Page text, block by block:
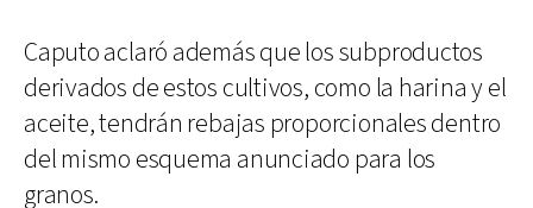
Caputo aclaró además que los subproductos
derivados de estos cultivos, como la harina y el
aceite, tendrán rebajas proporcionales dentro
del mismo esquema anunciado para los
granos.